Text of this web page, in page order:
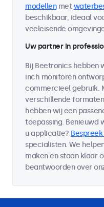
modellenmet
beschikbaar, ideaal
veeleisende
Uw partner in
Bij Beetronics hebben
inch monitoren
commercieel gebruik.
verschillende
hebben wij een
toepassing. Benieuwd
u applicatie?
specialisten. We
maken en staan klaar
beantwoorden over